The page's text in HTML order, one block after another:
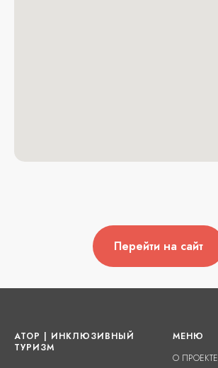
Перейти на сайт
АТОР | ИНКЛЮЗИВНЫЙ
ТУРИЗМ
МЕНЮ
О ПРОЕКТЕ